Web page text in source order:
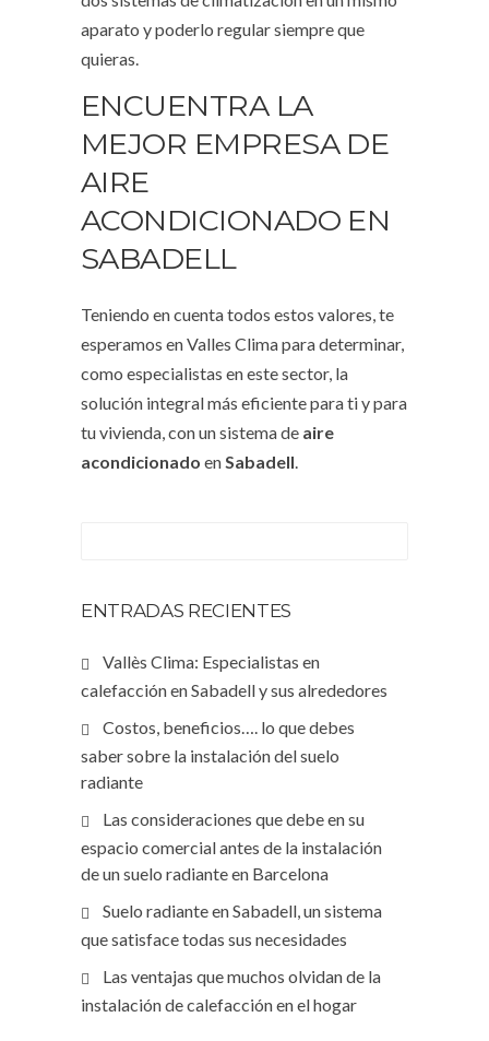
aparato y poderlo regular siempre que
quieras.
ENCUENTRA LA
MEJOR EMPRESA DE
AIRE
ACONDICIONADO EN
SABADELL
Teniendo en cuenta todos estos valores, te
esperamos en Valles Clima para determinar,
como especialistas en este sector, la
solución integral más eficiente para ti y para
tu vivienda, con un sistema de aire
acondicionado enSabadell.
ENTRADAS RECIENTES
Vallès Clima: Especialistas en
calefacción en Sabadell y sus alrededores
Costos, beneficios…. lo que debes
saber sobre la instalación del suelo
radiante
Las consideraciones que debe en su
espacio comercial antes de la instalación
de un suelo radiante en Barcelona
Suelo radiante en Sabadell, un sistema
que satisface todas sus necesidades
Las ventajas que muchos olvidan de la
instalación de calefacción en el hogar